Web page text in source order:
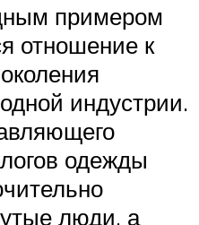
примером
отношение к
индустрии.
одежды
люди, а